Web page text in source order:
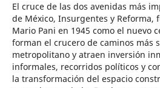
El cruce de las dos avenidas más
de México, Insurgentes y
Mario Pani en 1945 como el nuevo
forman el crucero de caminos más
metropolitano y atraen inversión
informales, recorridos políticos y
la transformación del espacio